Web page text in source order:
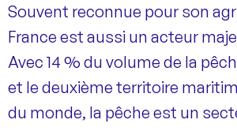
Souvent reconnue pour son
France est aussi un acteur
Avec 14 % du volume de la
et le deuxième territoire
du monde, la pêche est un